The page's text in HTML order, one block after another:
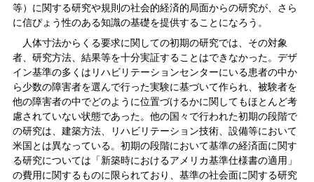
等）に関する研究や規則の社会的経済的局面からの研究が、さら
に信ぴょう性のある知識の基礎を提供することになろう。
人体寸法からくる要求に関しての初期の研究では、その対象
者、研究方法、結果等を十分実証することはできなかった。デザ
イン基準の多くはリハビリテーションセンターにいる患者の中か
ら少数の障害者を選んで行った実験に基づいて作られ、被験者を
他の障害者の中でどのように位置づけるかに関してもほとんど考
慮されていない状態であった。他の国々で行われた初期の段階で
の研究は、建築方法、リハビリテーション技術、設備等において
米国とは異なっている。初期の段階において基準の経済面に関す
る研究については「新築時におけるアメリカ基準仕様書の適用」
の費用に関するものに限られており、基準の社会面に関する研究